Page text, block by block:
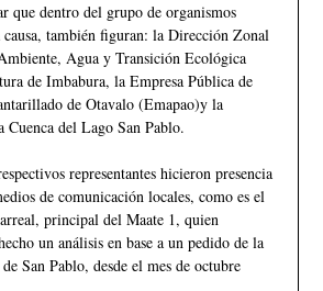
que dentro del grupo de organismos
causa, también figuran: la Dirección Zonal
Agua y Transición Ecológica
de Imbabura, la Empresa Pública de
de Otavalo (Emapao)y la
Cuenca del Lago San Pablo.
representantes hicieron presencia
de comunicación locales, como es el
principal del Maate 1, quien
un análisis en base a un pedido de la
San Pablo, desde el mes de octubre